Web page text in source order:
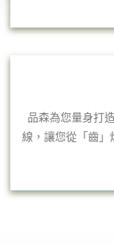
品森為您量身打
線，讓您從「齒」